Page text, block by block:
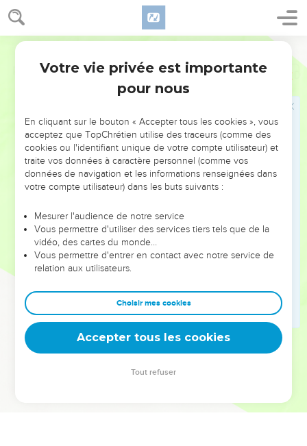
NE MANQUEZ PAS L’ÉVÉNEMENT
DE L’ANNÉE !
ET SI LEURS ERREURS POUVAIENT VOUS ÉVITER LES
VOTRES ?
leur foi ou leur vision. Mais on voit moins les doutes, les erreurs
et les saisons difficiles qu'ils ont traversés, alors même que ce
sont elles qui les ont façonnés.
Dans cette conférence, leaders, entrepreneurs, et responsables
clés pour avancer avec plus de sagesse afin que leurs erreurs
deviennent vos tremplins. Que vous guidiez un ministère, une
équipe, un groupe ou une famille, leur expérience est faite
Psaumes 6
Votre vie privée est importante
pour nous
En cliquant sur le bouton « Accepter tous les cookies », vous
acceptez que TopChrétien utilise des traceurs (comme des
cookies ou l'identifiant unique de votre compte utilisateur) et
traite vos données à caractère personnel (comme vos
données de navigation et les informations renseignées dans
votre compte utilisateur) dans les buts suivants :
Mesurer l'audience de notre service
Vous permettre d'utiliser des services tiers tels que de la
vidéo, des cartes du monde…
Vous permettre d'entrer en contact avec notre service de
relation aux utilisateurs.
Choisir mes cookies
Accepter tous les cookies
Tout refuser